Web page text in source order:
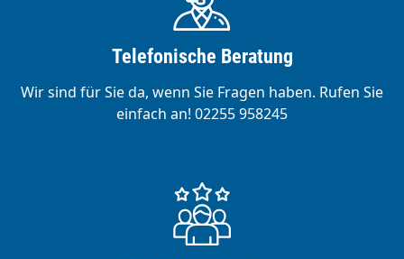
Telefonische Beratung
Wir sind für Sie da, wenn Sie Fragen haben. Rufen Sie
einfach an! 02255 958245